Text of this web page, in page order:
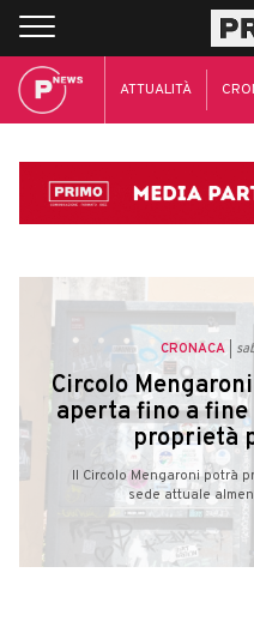
ATTUALITÀ
CRONACA
Circolo
aperta fino a
proprietà
Il Circolo Mengaroni potrà
sede attuale